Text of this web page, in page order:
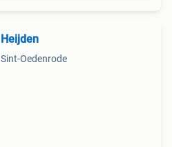
Heijden
Sint-Oedenrode